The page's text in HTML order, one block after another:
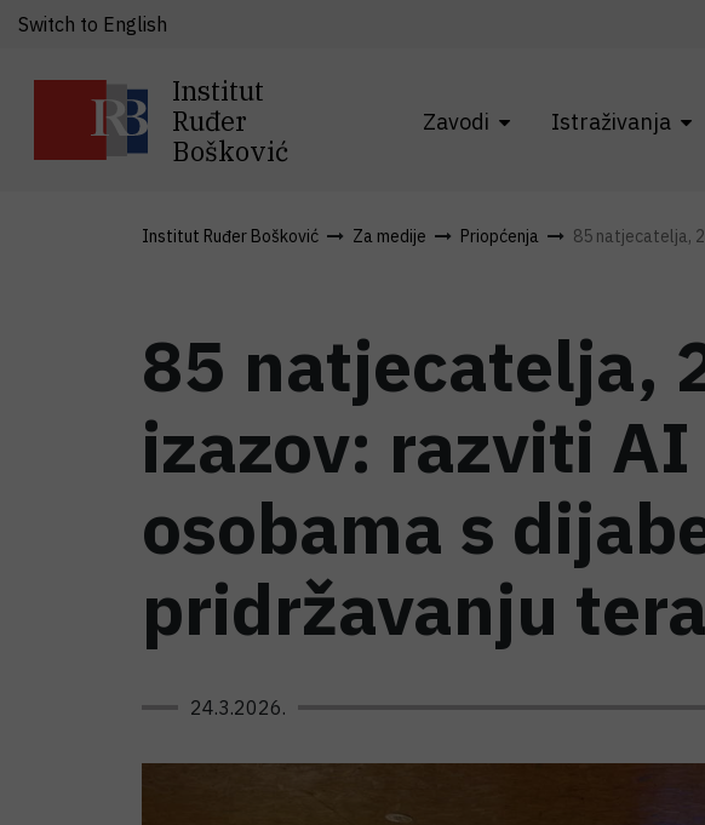
Institut
Ruđer
Bošković
Zavodi Istraživanja
Switch to English
Institut Ruđer Bošković Za medije Priopćenja 85 natjecatelja,
85 natjecatelja,
izazov: razviti
osobama s
pridržavanju
24.3.2026.